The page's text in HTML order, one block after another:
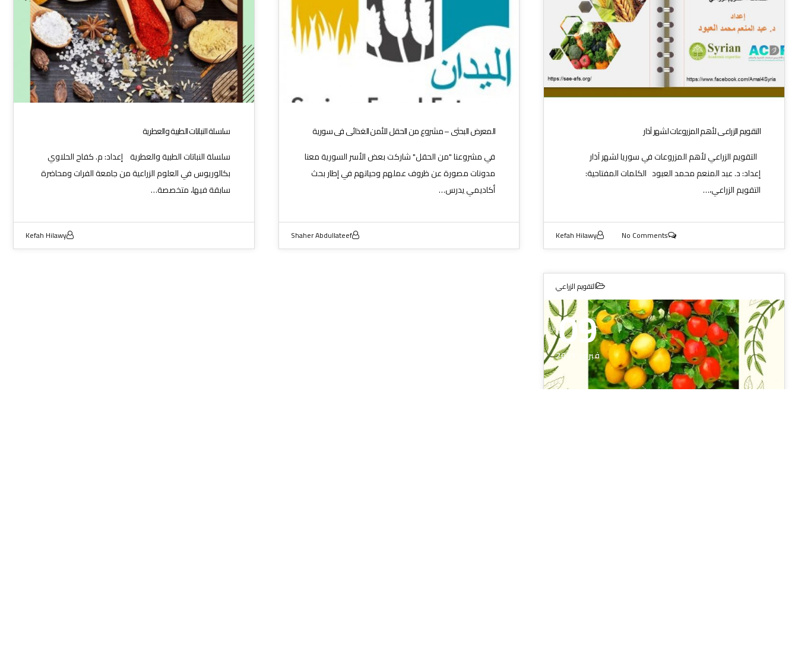
التقويم الزراعي لأهم المزروعات لشهر آذار
التقويم الزراعي لأهم المزروعات في سوريا لشهر آذار
إعداد: د. عبد المنعم محمد العبود الكلمات المفتاحية:
التقويم الزراعي،…
Kefah Hilawy No Comments
المعرض البحثي – مشروع من الحقل للأمن الغذائي في سورية
في مشروعنا "من الحقل" شاركت بعض الأسر السورية معنا
مدونات مصورة عن ظروف عملهم وحياتهم في إطار بحث
أكاديمي يدرس…
Shaher Abdullateef
سلسلة النباتات الطبية والعطرية
سلسلة النباتات الطبية والعطرية إعداد: م. كفاح الحلاوي
بكالوريوس في العلوم الزراعية من جامعة الفرات ومحاضرة
سابقة فيها، متخصصة…
Kefah Hilawy
التقويم الزراعي
09
فبراير 2021